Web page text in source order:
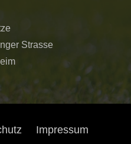
Strasse
Impressum